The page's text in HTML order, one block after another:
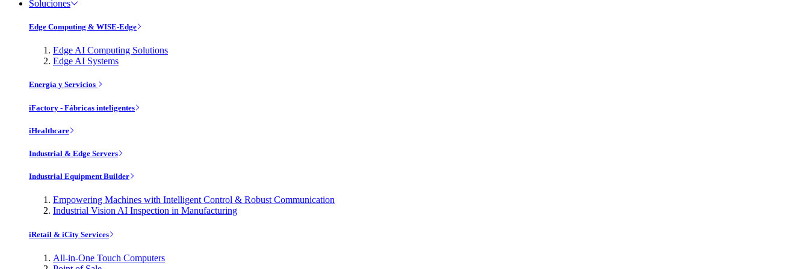
Soluciones
Edge Computing & WISE-Edge
Edge AI Computing Solutions
Edge AI Systems
Energía y Servicios
iFactory - Fábricas inteligentes
iHealthcare
Industrial & Edge Servers
Industrial Equipment Builder
Empowering Machines with Intelligent Control & Robust Communication
Industrial Vision AI Inspection in Manufacturing
iRetail & iCity Services
All-in-One Touch Computers